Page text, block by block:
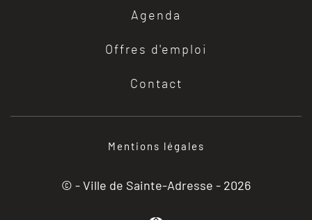
Agenda
Offres d'emploi
Contact
Mentions légales
© - Ville de Sainte-Adresse - 2026